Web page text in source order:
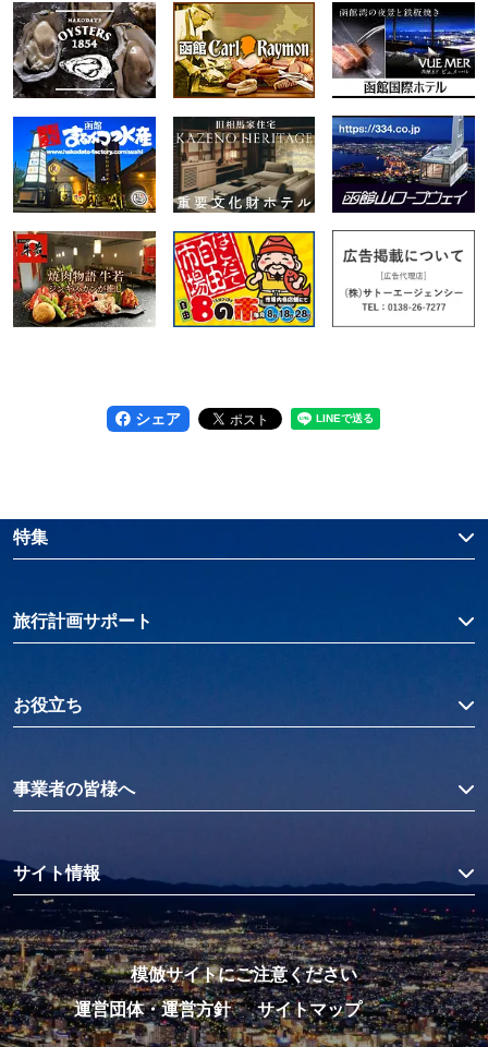
シェア
特集
旅行計画サポート
お役立ち
事業者の皆様へ
サイト情報
模倣サイトにご注意ください
運営団体・運営方針
サイトマップ